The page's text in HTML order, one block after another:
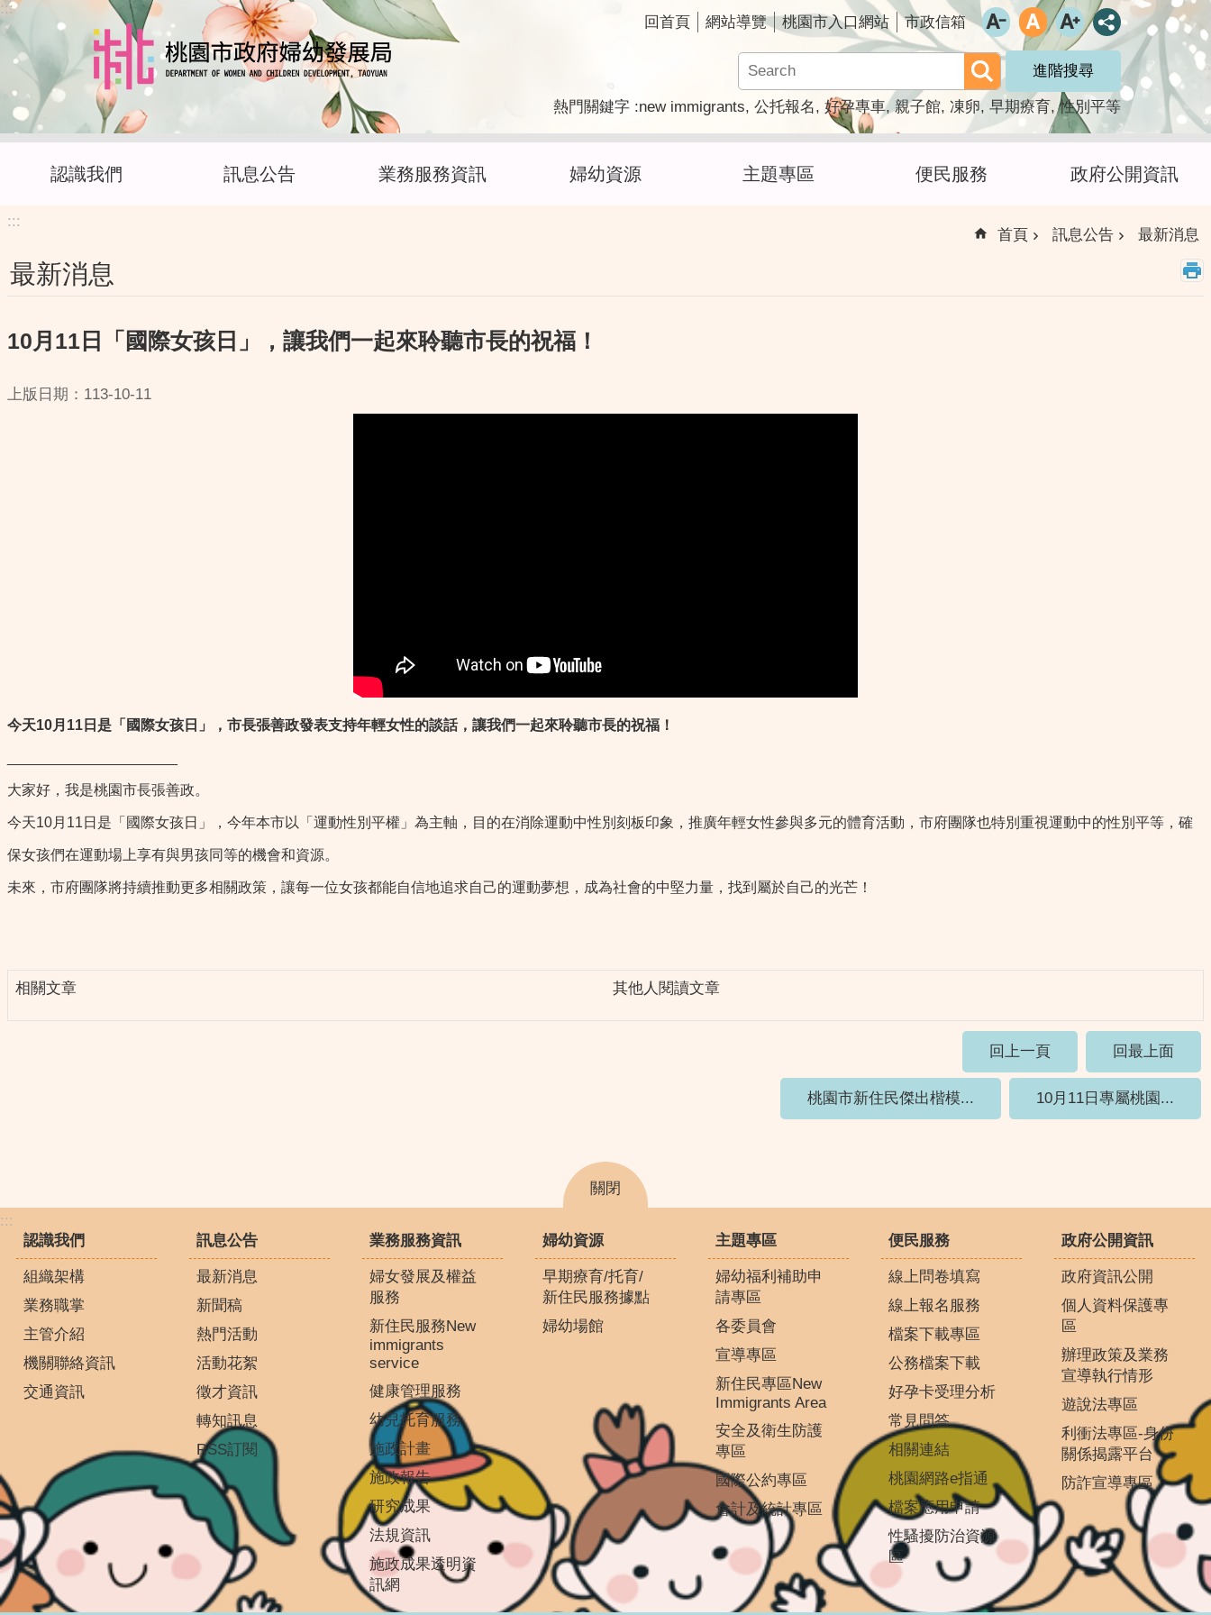
跳到主要內容區塊
:::
回首頁 網站導覽 桃園市入口網站 市政信箱
進階搜尋
熱門關鍵字 new immigrants 公托報名 好孕專車 親子館 凍卵 早期療育 性別平等
認識我們 訊息公告 業務服務資訊 婦幼資源 主題專區 便民服務 政府公開資訊
:::
首頁 訊息公告 最新消息
最新消息
10月11日「國際女孩日」，讓我們一起來聆聽市長的祝福！
上版日期：113-10-11
今天10月 11 日是「國際女孩日」，市長張善政發表支持年輕女性的談話，讓我們一起來聆聽市長的祝福！
大家好，我是桃園市長張善政。
今天10月11日是「國際女孩日」，今年本市以「運動性別平權」為主軸，目的在消除運動中性別刻板印象，推廣年輕女性參與多元的體育活動，市府團隊也特別重視運動中的性別平等，確
保女孩們在運動場上享有與男孩同等的機會和資源。
未來，市府團隊將持續推動更多相關政策，讓每一位女孩都能自信地追求自己的運動夢想，成為社會的中堅力量，找到屬於自己的光芒！
相關文章 其他人閱讀文章
回上一頁 回最上面
桃園市新住民傑出楷模... 10月11日專屬桃園...
關閉
:::
認識我們
組織架構
業務職掌
主管介紹
機關聯絡資訊
交通資訊
訊息公告
最新消息
新聞稿
熱門活動
活動花絮
徵才資訊
轉知訊息
RSS訂閱
業務服務資訊
婦女發展及權益
服務
新住民服務New
immigrants
service
健康管理服務
幼兒托育服務
施政計畫
施政報告
研究成果
法規資訊
施政成果透明資
訊網
婦幼資源
早期療育/托育/
新住民服務據點
婦幼場館
主題專區
婦幼福利補助申
請專區
各委員會
宣導專區
新住民專區New
Immigrants Area
安全及衛生防護
專區
國際公約專區
會計及統計專區
便民服務
線上問卷填寫
線上報名服務
檔案下載專區
公務檔案下載
好孕卡受理分析
常見問答
相關連結
桃園網路e指通
檔案應用申請
性騷擾防治資源
區
政府公開資訊
政府資訊公開
個人資料保護專
區
辦理政策及業務
宣導執行情形
遊說法專區
利衝法專區-身份
關係揭露平台
防詐宣導專區